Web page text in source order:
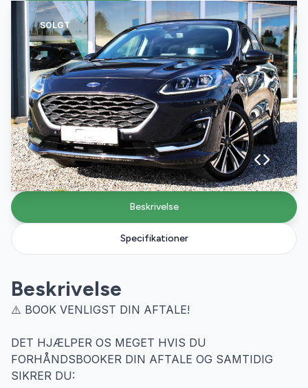
SOLGT
Specifikationer
Beskrivelse
Beskrivelse
⚠️ BOOK VENLIGST DIN AFTALE!
DET HJÆLPER OS MEGET HVIS DU
FORHÅNDSBOOKER DIN AFTALE OG SAMTIDIG
SIKRER DU: